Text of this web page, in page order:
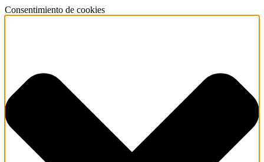
Consentimiento de cookies